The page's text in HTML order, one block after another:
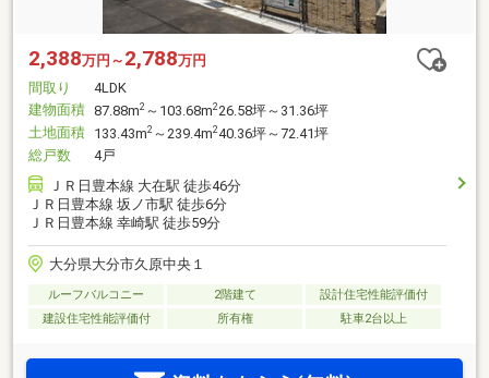
2,388万円～ 2,788万円
間取り
4LDK
建物面積 87.88m2 ～103.68m226.58坪～31.36坪
土地面積 133.43m2 ～239.4m240.36坪～72.41坪
総戸数
4戸
ＪＲ日豊本線 大在駅 徒歩46分
ＪＲ日豊本線 坂ノ市駅 徒歩6分
ＪＲ日豊本線 幸崎駅 徒歩59分
大分県大分市久原中央１
ルーフバルコニー 2階建て
設計住宅性能評価付
建設住宅性能評価付
所有権 駐車2台以上